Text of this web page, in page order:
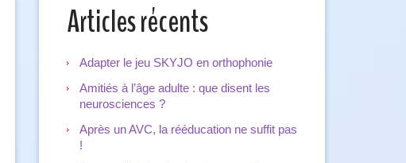
Articles récents
Adapter le jeu SKYJO en orthophonie
Amitiés à l’âge adulte : que disent les
neurosciences ?
Après un AVC, la rééducation ne suffit pas
!